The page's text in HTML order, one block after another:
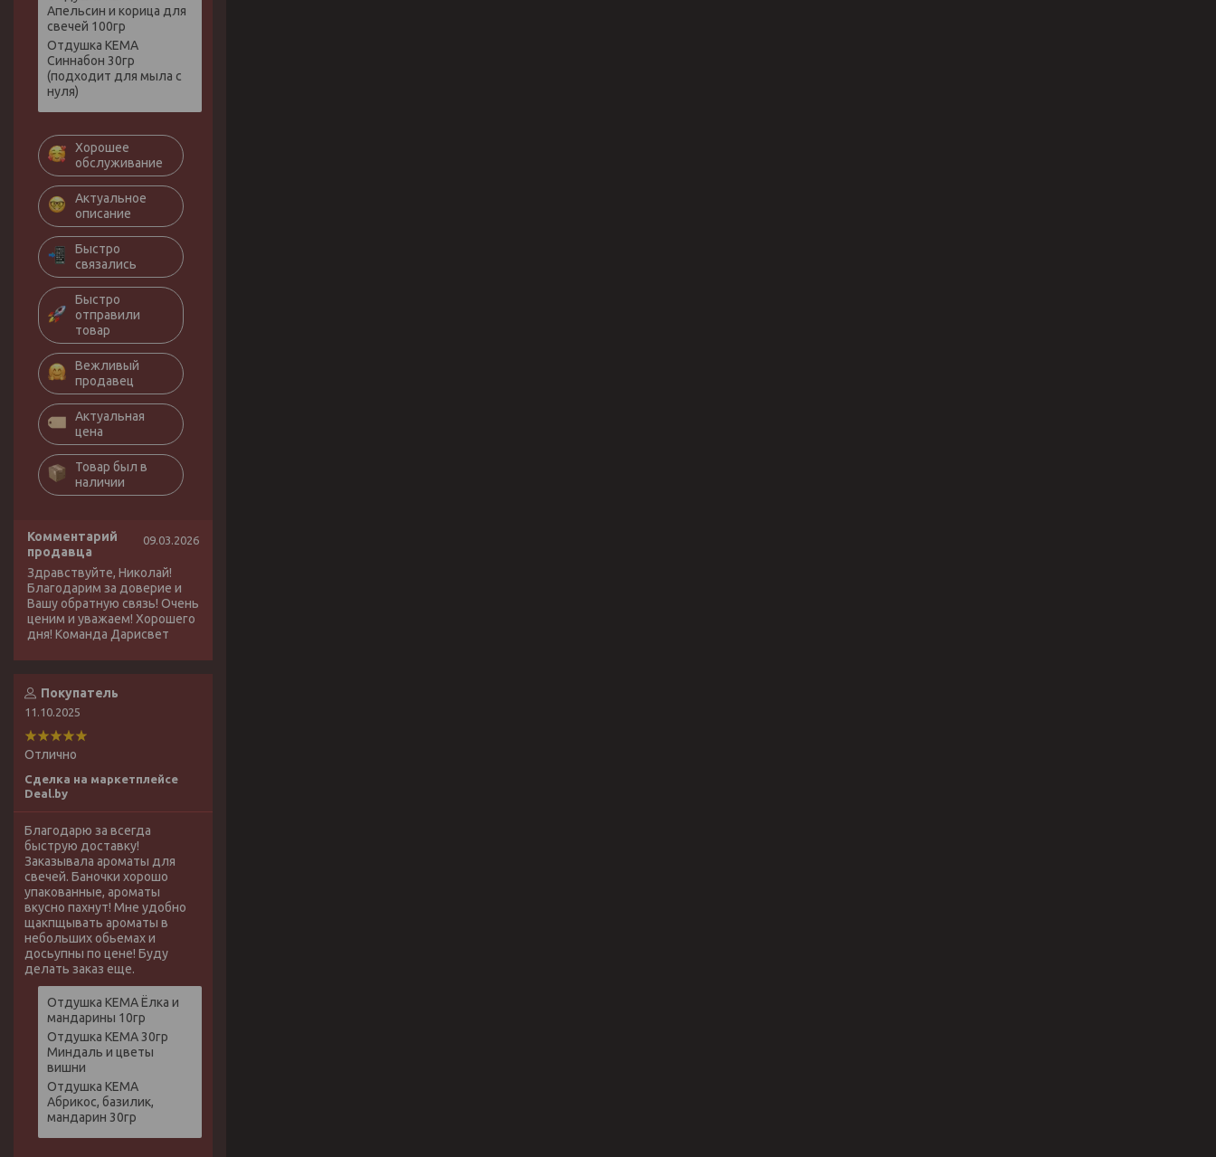
Апельсин и корица для
свечей 100гр
Отдушка КЕМА
Синнабон 30гр
(подходит для мыла с
нуля)
Хорошее
обслуживание
Актуальное
описание
Быстро
связались
Быстро
отправили
товар
Вежливый
продавец
Актуальная
цена
Товар был в
наличии
Комментарий
продавца
09.03.2026
Здравствуйте, Николай!
Благодарим за доверие и
Вашу обратную связь! Очень
ценим и уважаем! Хорошего
дня! Команда Дарисвет
Покупатель
11.10.2025
Отлично
Сделка на маркетплейсе
Deal.by
Благодарю за всегда
быструю доставку!
Заказывала ароматы для
свечей. Баночки хорошо
упакованные, ароматы
вкусно пахнут! Мне удобно
щакпщывать ароматы в
небольших обьемах и
досьупны по цене! Буду
делать заказ еще.
Отдушка КЕМА Ёлка и
мандарины 10гр
Отдушка КЕМА 30гр
Миндаль и цветы
вишни
Отдушка КЕМА
Абрикос, базилик,
мандарин 30гр